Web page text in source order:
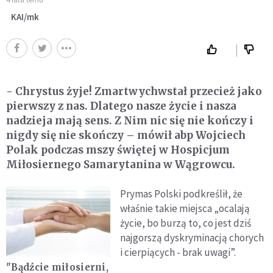
KAI/mk
- Chrystus żyje! Zmartwychwstał przecież jako
pierwszy z nas. Dlatego nasze życie i nasza
nadzieja mają sens. Z Nim nic się nie kończy i
nigdy się nie skończy – mówił abp Wojciech
Polak podczas mszy świętej w Hospicjum
Miłosiernego Samarytanina w Wągrowcu.
"Bądźcie miłosierni,
Prymas Polski podkreślił, że
właśnie takie miejsca „ocalają
życie, bo burzą to, co jest dziś
najgorszą dyskryminacją chorych
i cierpiących - brak uwagi”.